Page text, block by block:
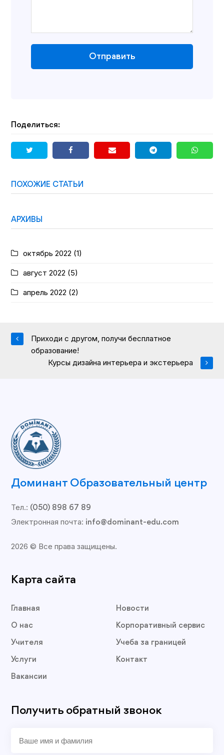
Отправить
Поделиться:
ПОХОЖИЕ СТАТЬИ
АРХИВЫ
октябрь 2022 (1)
август 2022 (5)
апрель 2022 (2)
Приходи с другом, получи бесплатное
образование!
Курсы дизайна интерьера и экстерьера
Доминант Образовательный центр
Тел.: (050) 898 67 89
Электронная почта: info@dominant-edu.com
2026 © Все права защищены.
Карта сайта
Главная
О нас
Учителя
Услуги
Вакансии
Новости
Корпоративный сервис
Учеба за границей
Контакт
Получить обратный звонок